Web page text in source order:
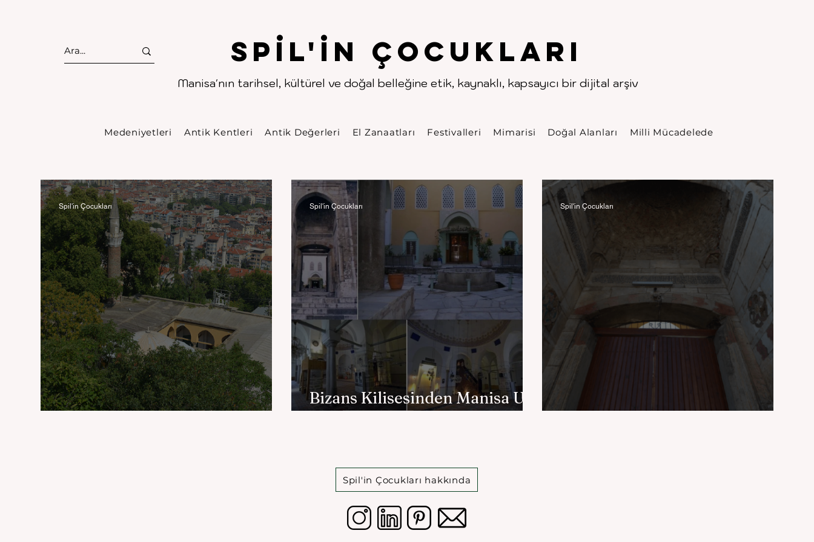
Spıl'in Çocukları
Manisa'nın tarihsel, kültürel ve doğal belleğine etik, kaynaklı, kapsayıcı bir dijital arşiv
. .
Medeniyetleri Antik Kentleri Antik Değerleri El Zanaatları Festivalleri Mimarisi Doğal Alanları Milli Mücadelede
Ulu Camii
Spil'in Çocukları
Bizans Kilisesinden Manisa Ulu
Cami
Spil'in Çocukları
Manisa Ulu Cami
Spil'in Çocukları
Spil'in Çocukları hakkında